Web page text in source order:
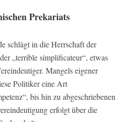
Prekariats
schlägt in die Herrschaft der
„terrible simplificateur“, etwas
Mangels eigener
Politiker eine Art
bis hin zu abgeschriebenen
erfolgt über die